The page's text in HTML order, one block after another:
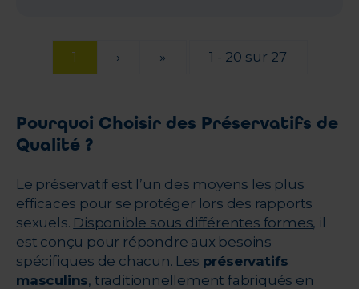
1 › » 1 - 20 sur 27
Pourquoi Choisir des Préservatifs de
Qualité ?
Le préservatif est l’un des moyens les plus
efficaces pour se protéger lors des rapports
sexuels. Disponible sous différentes formes, il
est conçu pour répondre aux besoins
spécifiques de chacun. Les préservatifs
masculins, traditionnellement fabriqués en